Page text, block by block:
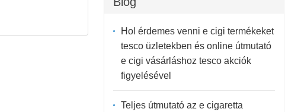
Hol érdemes venni e cigi termékeket
tesco üzletekben és online útmutató
e cigi vásárláshoz tesco akciók
figyelésével
Teljes útmutató az e cigaretta